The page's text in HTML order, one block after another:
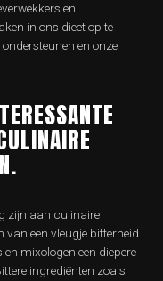
en
in ons dieet op te
en onze
zijn aan culinaire
van een vleugje bitterheid
mixologen een diepere
ingrediënten zoals